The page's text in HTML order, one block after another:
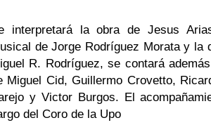
interpretará la obra de Jesus
de Jorge Rodríguez Morata y la
R. Rodríguez, se contará
Miguel Cid, Guillermo Crovetto,
y Victor Burgos. El
del Coro de la Upo